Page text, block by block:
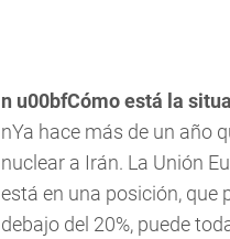
n u00bfCómo está la
nYa hace más de un año
nuclear a Irán. La Unión
está en una posición, que
debajo del 20%, puede